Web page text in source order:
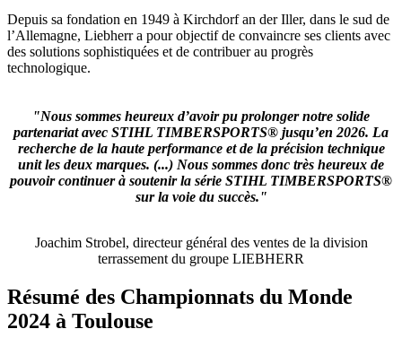
Depuis sa fondation en 1949 à Kirchdorf an der Iller, dans le sud de
l’Allemagne, Liebherr a pour objectif de convaincre ses clients avec
des solutions sophistiquées et de contribuer au progrès
technologique.
"Nous sommes heureux d’avoir pu prolonger notre solide
partenariat avec STIHL TIMBERSPORTS® jusqu’en 2026. La
recherche de la haute performance et de la précision technique
unit les deux marques. (...) Nous sommes donc très heureux de
pouvoir continuer à soutenir la série STIHL TIMBERSPORTS®
sur la voie du succès."
Joachim Strobel, directeur général des ventes de la division
terrassement du groupe LIEBHERR
Résumé des Championnats du Monde
2024 à Toulouse